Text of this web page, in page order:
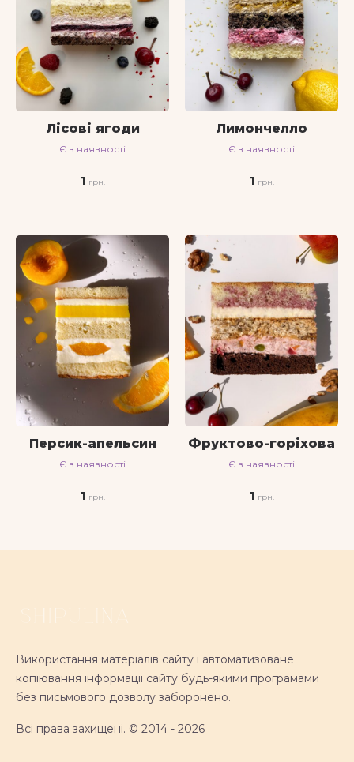
Лісові ягоди
Є в наявності
1
Лимончелло
Є в наявності
1
Персик-апельсин
Є в наявності
1
Фруктово-горіхова
Є в наявності
1
Використання матеріалів сайту і автоматизоване
копіювання інформації сайту будь-якими програмами
без письмового дозволу заборонено.
Всі права захищені. © 2014 - 2026